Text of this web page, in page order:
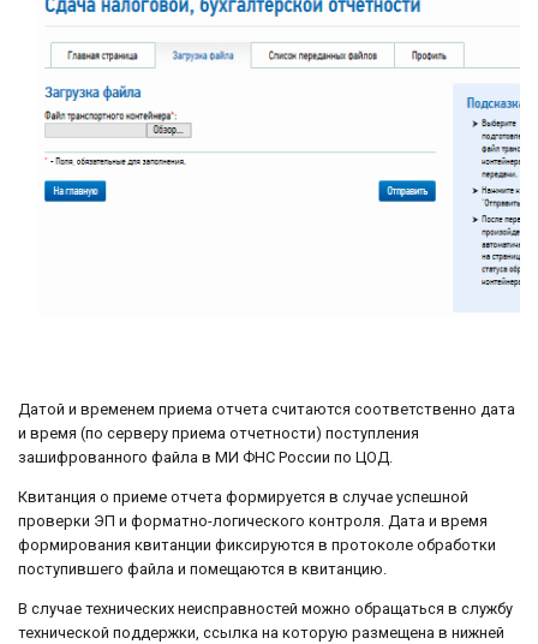
Датой и временем приема отчета считаются соответственно дата
и время (по серверу приема отчетности) поступления
зашифрованного файла в МИ ФНС России по ЦОД.
Квитанция о приеме отчета формируется в случае успешной
проверки ЭП и форматно-логического контроля. Дата и время
формирования квитанции фиксируются в протоколе обработки
поступившего файла и помещаются в квитанцию.
В случае технических неисправностей можно обращаться в службу
технической поддержки, ссылка на которую размещена в нижней